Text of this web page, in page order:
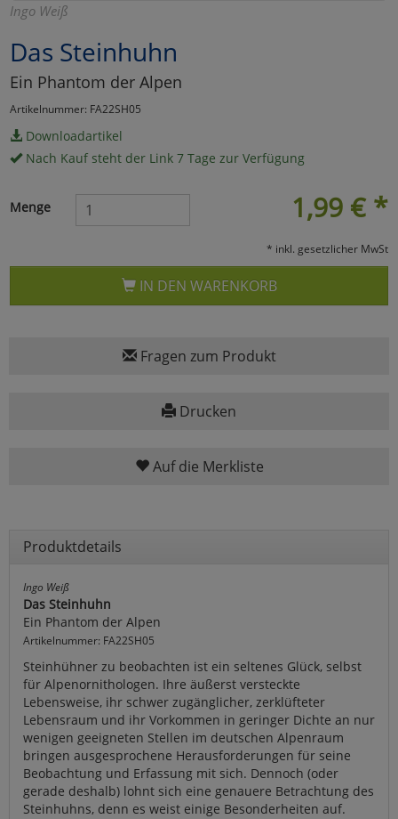
Ingo Weiß
Das Steinhuhn
Ein Phantom der Alpen
Artikelnummer: FA22SH05
Downloadartikel
Nach Kauf steht der Link 7 Tage zur Verfügung
1,99 € *
Menge
* inkl. gesetzlicher MwSt
IN DEN WARENKORB
Fragen zum Produkt
Drucken
Auf die Merkliste
Produktdetails
Ingo Weiß
Das Steinhuhn
Ein Phantom der Alpen
Artikelnummer: FA22SH05
Steinhühner zu beobachten ist ein seltenes Glück, selbst
für Alpenornithologen. Ihre äußerst versteckte
Lebensweise, ihr schwer zugänglicher, zerklüfteter
Lebensraum und ihr Vorkommen in geringer Dichte an nur
wenigen geeigneten Stellen im deutschen Alpenraum
bringen ausgesprochene Herausforderungen für seine
Beobachtung und Erfassung mit sich. Dennoch (oder
gerade deshalb) lohnt sich eine genauere Betrachtung des
Steinhuhns, denn es weist einige Besonderheiten auf.
Umfragetools
Cookies
Alle Akzeptieren
zurück
zu Haupptseite